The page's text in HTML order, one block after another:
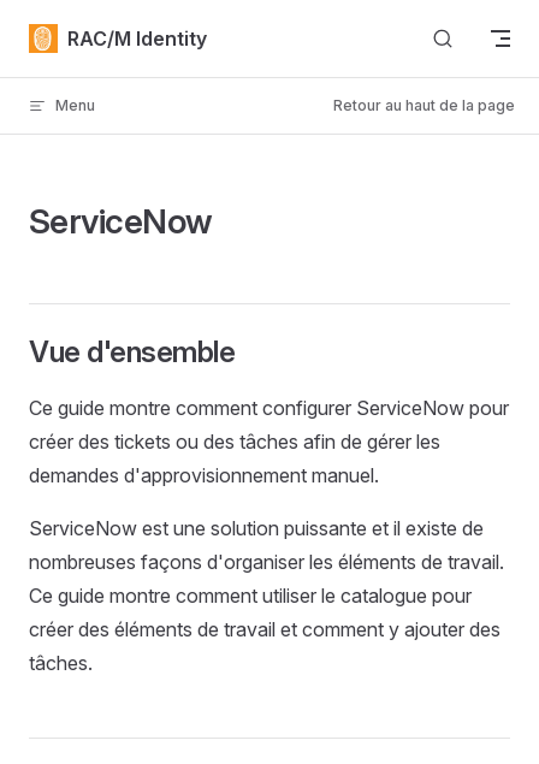
Skip to content
RAC/M Identity
Menu Retour au haut de la page
ServiceNow
Vue d'ensemble
Ce guide montre comment configurer ServiceNow pour
créer des tickets ou des tâches afin de gérer les
demandes d'approvisionnement manuel.
ServiceNow est une solution puissante et il existe de
nombreuses façons d'organiser les éléments de travail.
Ce guide montre comment utiliser le catalogue pour
créer des éléments de travail et comment y ajouter des
tâches.